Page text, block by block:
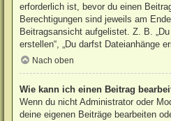
erforderlich ist, bevor du einen
Berechtigungen sind jeweils am
Beitragsansicht aufgelistet. Z. B.
erstellen“, „Du darfst Dateianhänge
Nach oben
Wie kann ich einen Beitrag
Wenn du nicht Administrator oder
deine eigenen Beiträge bearbeiten